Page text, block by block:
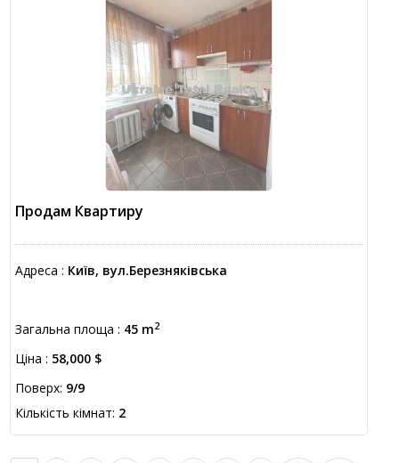
Продам Квартиру
Адреса : Київ, вул.Березняківська
Загальна площа : 45 m2
Ціна : 58,000 $
Поверх: 9/9
Кількість кімнат: 2